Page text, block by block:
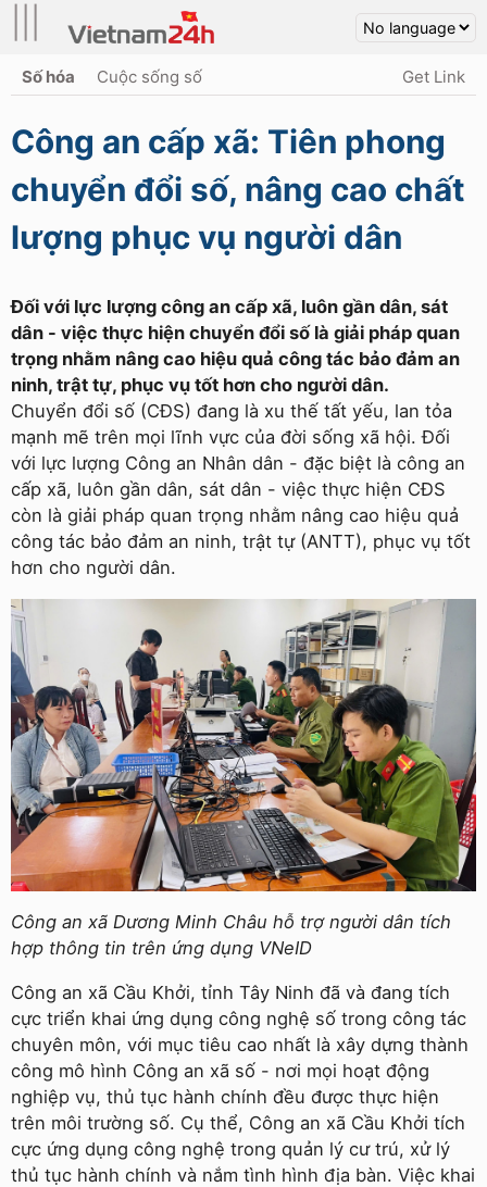
Số hóa Cuộc sống số Get Link
Công an cấp xã: Tiên phong
chuyển đổi số, nâng cao chất
lượng phục vụ người dân
Đối với lực lượng công an cấp xã, luôn gần dân, sát
dân - việc thực hiện chuyển đổi số là giải pháp quan
trọng nhằm nâng cao hiệu quả công tác bảo đảm an
ninh, trật tự, phục vụ tốt hơn cho người dân.
Chuyển đổi số (CĐS) đang là xu thế tất yếu, lan tỏa
mạnh mẽ trên mọi lĩnh vực của đời sống xã hội. Đối
với lực lượng Công an Nhân dân - đặc biệt là công an
cấp xã, luôn gần dân, sát dân - việc thực hiện CĐS
còn là giải pháp quan trọng nhằm nâng cao hiệu quả
công tác bảo đảm an ninh, trật tự (ANTT), phục vụ tốt
hơn cho người dân.
Công an xã Dương Minh Châu hỗ trợ người dân tích
hợp thông tin trên ứng dụng VNeID
Công an xã Cầu Khởi, tỉnh Tây Ninh đã và đang tích
cực triển khai ứng dụng công nghệ số trong công tác
chuyên môn, với mục tiêu cao nhất là xây dựng thành
công mô hình Công an xã số - nơi mọi hoạt động
nghiệp vụ, thủ tục hành chính đều được thực hiện
trên môi trường số. Cụ thể, Công an xã Cầu Khởi tích
cực ứng dụng công nghệ trong quản lý cư trú, xử lý
thủ tục hành chính và nắm tình hình địa bàn. Việc khai